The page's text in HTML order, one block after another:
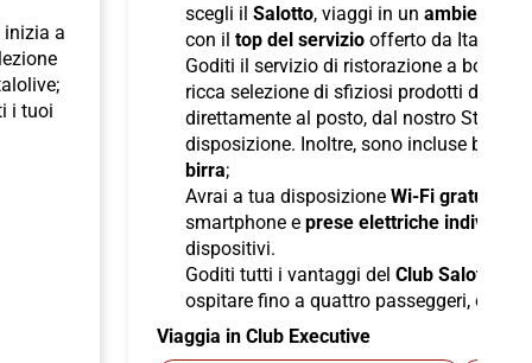
inizia a
i tuoi
scegli il Salotto, viaggi in un ambiente
con il top del servizio offerto da Italo;
Goditi il servizio di ristorazione a bordo
ricca selezione di sfiziosi prodotti di
direttamente al posto, dal nostro Staff di
disposizione. Inoltre, sono incluse
birra;
Avrai a tua disposizione Wi-Fi gratuito
smartphone e prese elettriche individuali
dispositivi.
Goditi tutti i vantaggi del Club Salotto
ospitare fino a quattro passeggeri,
Viaggia in Club Executive